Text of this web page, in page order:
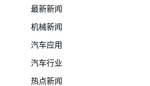
最新新闻
机械新闻
汽车应用
汽车行业
热点新闻